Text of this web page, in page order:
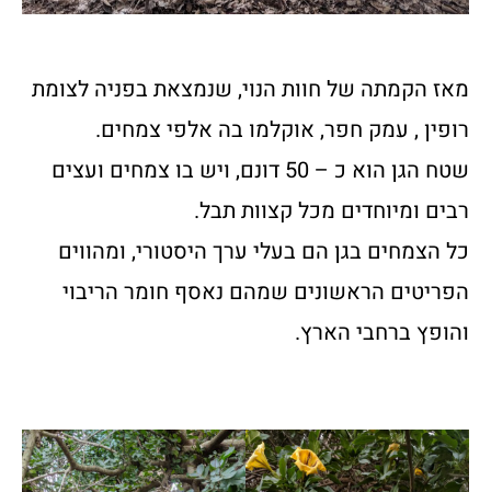
מאז הקמתה של חוות הנוי, שנמצאת בפניה לצומת
רופין , עמק חפר, אוקלמו בה אלפי צמחים.
שטח הגן הוא כ – 50 דונם, ויש בו צמחים ועצים
רבים ומיוחדים מכל קצוות תבל.
כל הצמחים בגן הם בעלי ערך היסטורי, ומהווים
הפריטים הראשונים שמהם נאסף חומר הריבוי
והופץ ברחבי הארץ.